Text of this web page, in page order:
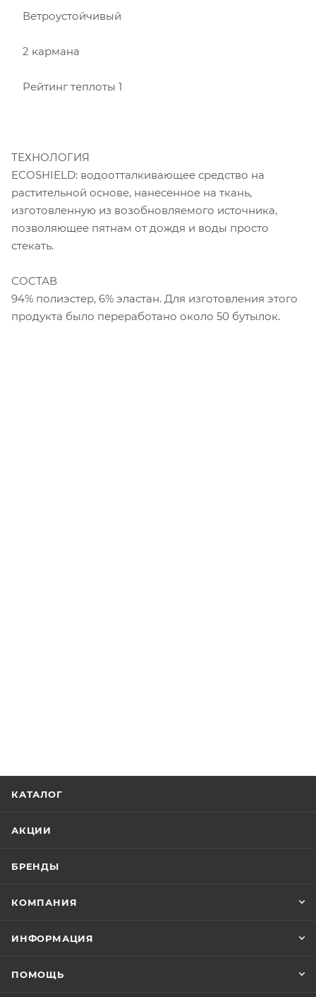
Ветроустойчивый
2 кармана
Рейтинг теплоты 1
ТЕХНОЛОГИЯ
ECOSHIELD: водоотталкивающее средство на
растительной основе, нанесенное на ткань,
изготовленную из возобновляемого источника,
позволяющее пятнам от дождя и воды просто
стекать.
СОСТАВ
94% полиэстер, 6% эластан. Для изготовления этого
продукта было переработано около 50 бутылок.
КАТАЛОГ
АКЦИИ
БРЕНДЫ
КОМПАНИЯ
ИНФОРМАЦИЯ
ПОМОЩЬ